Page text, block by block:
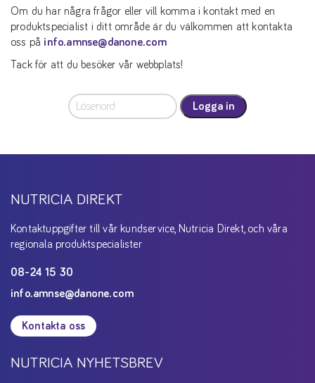
Om du har några frågor eller vill komma i kontakt med en
produktspecialist i ditt område är du välkommen att kontakta
oss på info.amnse@danone.com
Tack för att du besöker vår webbplats!
Logga in
NUTRICIA DIREKT
Kontaktuppgifter till vår kundservice, Nutricia Direkt, och våra
regionala produktspecialister
08-24 15 30
info.amnse@danone.com
Kontakta oss
NUTRICIA NYHETSBREV